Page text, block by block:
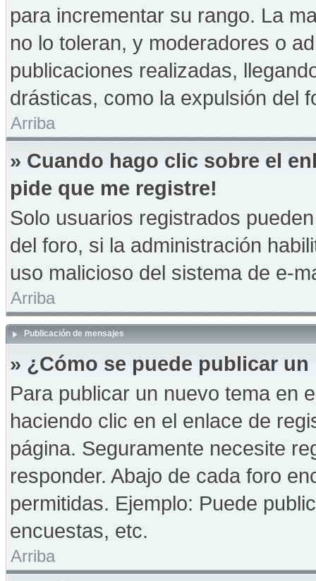
para incrementar su rango. La
no lo toleran, y moderadores o
publicaciones realizadas,
drásticas, como la expulsión del
Arriba
» Cuando hago clic sobre el
pide que me registre!
Solo usuarios registrados
del foro, si la administración
uso malicioso del sistema de e-
Arriba
Publicación de mensajes
» ¿Cómo se puede publicar
Para publicar un nuevo tema en
haciendo clic en el enlace de
página. Seguramente necesite
responder. Abajo de cada foro
permitidas. Ejemplo: Puede
encuestas, etc.
Arriba